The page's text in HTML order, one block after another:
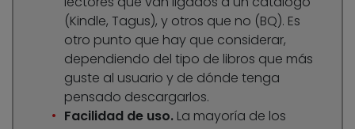
(Kindle, Tagus), y otros que no (BQ). Es
otro punto que hay que considerar,
dependiendo del tipo de libros que más
guste al usuario y de dónde tenga
pensado descargarlos.
Facilidad de uso. La mayoría de los